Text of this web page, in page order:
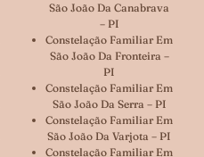
São João Da Canabrava
– PI
Constelação Familiar Em
São João Da Fronteira –
PI
Constelação Familiar Em
São João Da Serra – PI
Constelação Familiar Em
São João Da Varjota – PI
Constelação Familiar Em